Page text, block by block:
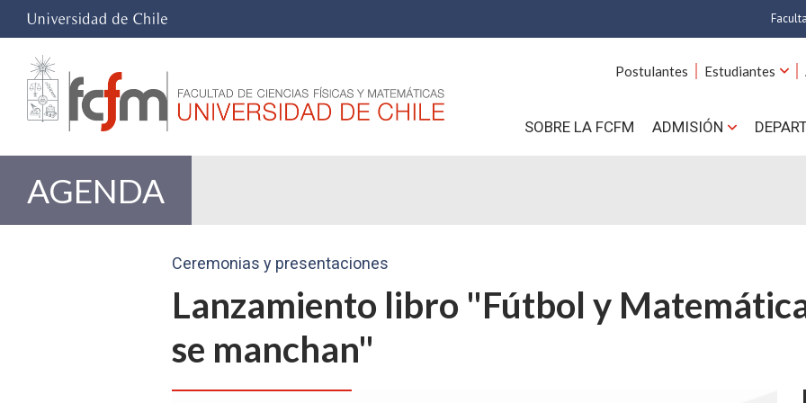
Postulantes Estudiantes
SOBRE LA FCFM ADMISIÓN
AGENDA
Ceremonias y presentaciones
Lanzamiento libro "Fútbol y
se manchan"